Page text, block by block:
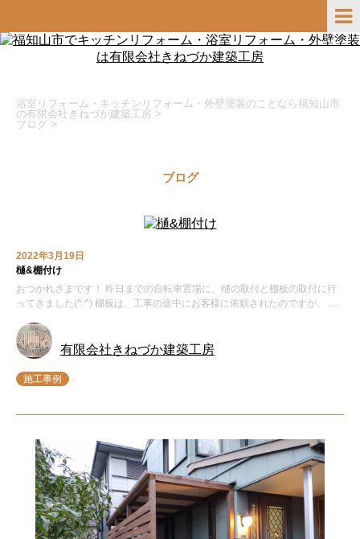
浴室リフォーム・キッチンリフォーム・外壁塗装のことなら福知山市
の有限会社きねづか建築工房 >
ブログ >
ブログ
2022年3月19日
樋&棚付け
おつかれさまです！ 昨日までの自転車置場に、樋の取付と棚板の取付に行
ってきました(^.^) 棚板は、工事の途中にお客様に依頼されたのですが、 …
有限会社きねづか建築工房
施工事例